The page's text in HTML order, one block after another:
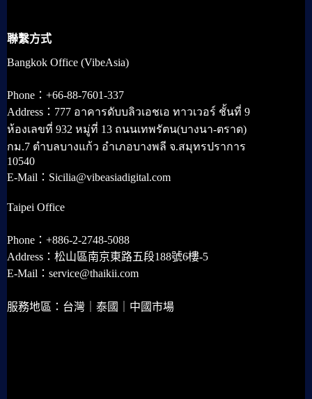
聯繫方式
Bangkok Office (VibeAsia)
Phone：+66-88-7601-337
Address：777 อาคารดับบลิวเอชเอ ทาวเวอร์ ชั้นที่ 9
ห้องเลขที่ 932 หมู่ที่ 13 ถนนเทพรัตน(บางนา-ตราด)
กม.7 ตำบลบางแก้ว อำเภอบางพลี จ.สมุทรปราการ
10540
E-Mail：Sicilia@vibeasiadigital.com
Taipei Office
Phone：+886-2-2748-5088
Address：松山區南京東路五段188號6樓-5
E-Mail：service@thaikii.com
服務地區：台灣｜泰國｜中國市場